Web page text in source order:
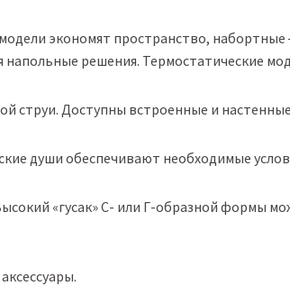
экономят пространство,
решения. Термостатические
струи. Доступны встроенные и настенные
души обеспечивают необходимые
«гусак» С- или Г-образной формы